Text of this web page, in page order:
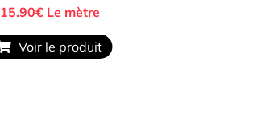
15.90€Le mètre
Voir le produit